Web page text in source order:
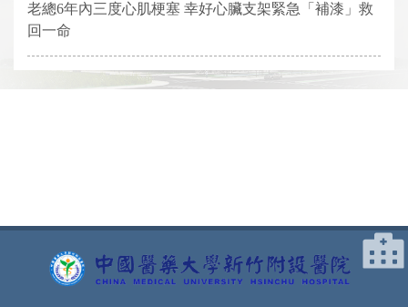
老總6年內三度心肌梗塞 幸好心臟支架緊急「補漆」救
回一命